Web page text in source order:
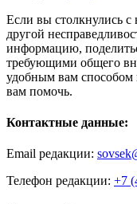
Если вы столкнулись с
другой
информацию,
требующими общего
удобным вам способом
вам помочь.
Контактные данные:
Email редакции:
Телефон редакции: +7